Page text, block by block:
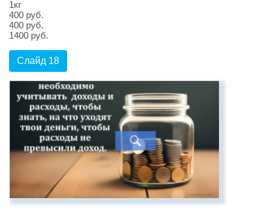
1кг
400 руб.
400 руб.
1400 руб.
Слайд 18